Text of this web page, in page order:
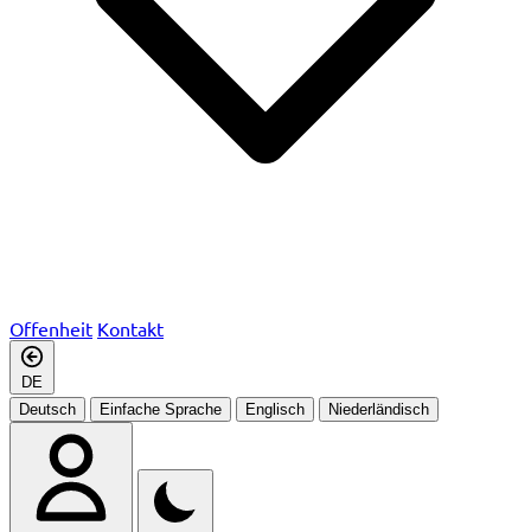
Offenheit Kontakt
DE
Deutsch
Einfache Sprache Englisch Niederländisch